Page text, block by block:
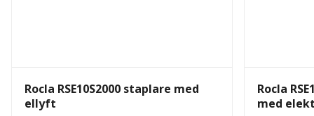
Rocla RSE10S2000 staplare med
ellyft
Rocla
med